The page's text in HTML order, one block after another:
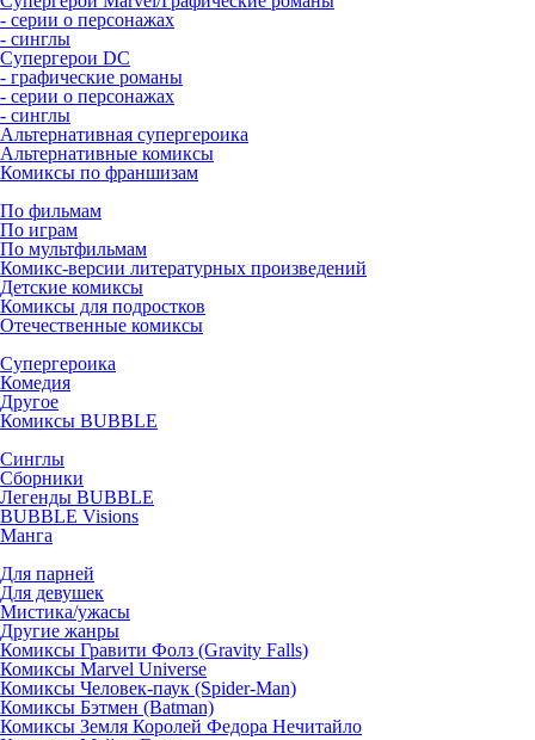
- серии о персонажах
- синглы
Супергерои DC
- графические романы
- серии о персонажах
- синглы
Альтернативная супергероика
Альтернативные комиксы
Комиксы по франшизам
По фильмам
По играм
По мультфильмам
Комикс-версии литературных произведений
Детские комиксы
Комиксы для подростков
Отечественные комиксы
Супергероика
Комедия
Другое
Комиксы BUBBLE
Синглы
Сборники
Легенды BUBBLE
BUBBLE Visions
Манга
Для парней
Для девушек
Мистика/ужасы
Другие жанры
Комиксы Гравити Фолз (Gravity Falls)
Комиксы Marvel Universe
Комиксы Человек-паук (Spider-Man)
Комиксы Бэтмен (Batman)
Комиксы Земля Королей Федора Нечитайло